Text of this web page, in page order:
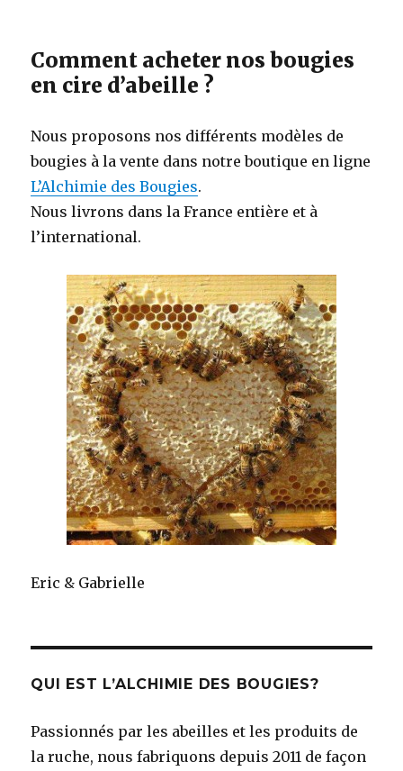
Comment acheter nos bougies
en cire d’abeille ?
Nous proposons nos différents modèles de
bougies à la vente dans notre boutique en ligne
L’Alchimie des Bougies.
Nous livrons dans la France entière et à
l’international.
Eric & Gabrielle
QUI EST L’ALCHIMIE DES BOUGIES?
Passionnés par les abeilles et les produits de
la ruche, nous fabriquons depuis 2011 de façon